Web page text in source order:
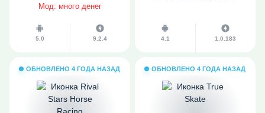
Мод: много денег
5.0 9.2.4 4.1 1.0.183
ОБНОВЛЕНО 4 ГОДА НАЗАД ОБНОВЛЕНО 4 ГОДА НАЗАД